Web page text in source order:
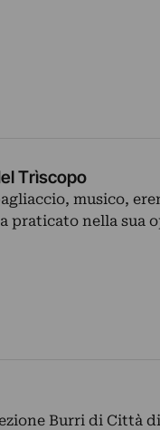
Trìscopo
musico,
praticato nella sua
Burri di Città